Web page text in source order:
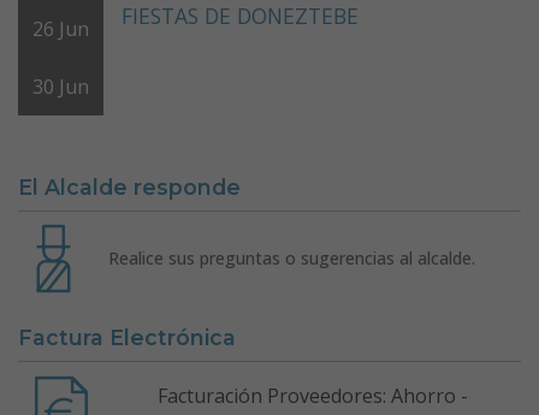
26 Jun
30 Jun
FIESTAS DE DONEZTEBE
El Alcalde responde
Realice sus preguntas o sugerencias al alcalde.
Factura Electrónica
Facturación Proveedores: Ahorro -